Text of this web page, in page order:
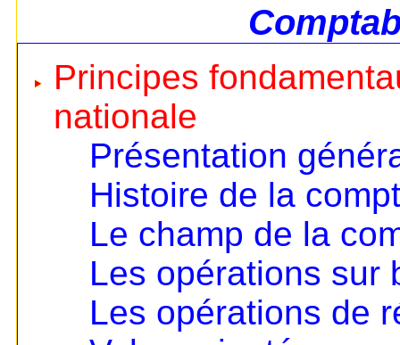
Principes
nationale
Présentation
Histoire de la
Le champ de la
Les opérations sur
Les opérations de